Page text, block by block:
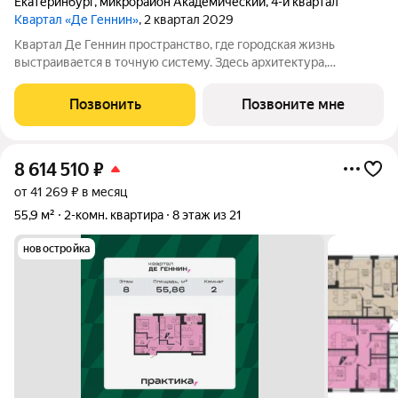
Квартал «Де Геннин», 2 квартал 2029
Квартал Де Геннин пространство, где городская жизнь
выстраивается в точную систему. Здесь архитектура,
не хаотичный набор функций, а продуманная среда, где всё
работает согласованно. В основе
Позвонить Позвоните мне
8 614 510 ₽
от 41 269 ₽ в месяц
55,9 м²
2-комн. квартира 8 этаж из 21
новостройка